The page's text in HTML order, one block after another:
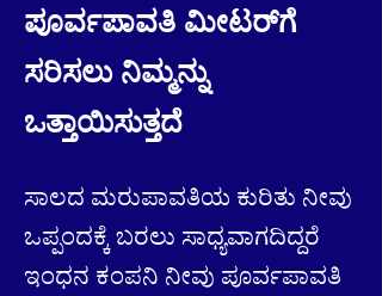
ಪೂರ್ವಪಾವತಿ ಮೀಟರ್‌ಗೆ
ಸರಿಸಲು ನಿಮ್ಮನ್ನು
ಒತ್ತಾಯಿಸುತ್ತದೆ
ಸಾಲದ ಮರುಪಾವತಿಯ ಕುರಿತು ನೀವು
ಒಪ್ಪಂದಕ್ಕೆ ಬರಲು ಸಾಧ್ಯವಾಗದಿದ್ದರೆ
ಇಂಧನ ಕಂಪನಿ ನೀವು ಪೂರ್ವಪಾವತಿ